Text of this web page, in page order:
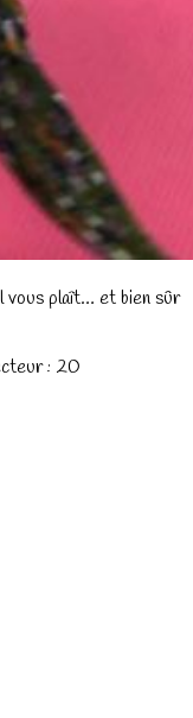
vous plaît… et bien sûr
: 20